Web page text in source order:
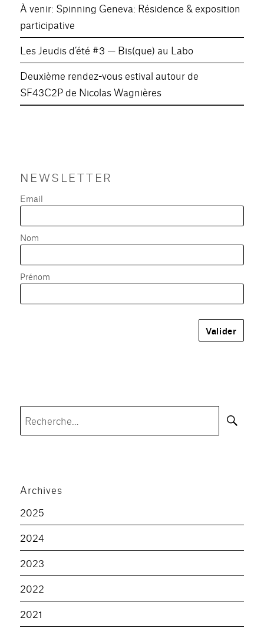
À venir: Spinning Geneva: Résidence & exposition
participative
Les Jeudis d’été #3 — Bis(que) au Labo
Deuxième rendez-vous estival autour de
SF43C2P de Nicolas Wagnières
NEWSLETTER
Email
Nom
Prénom
Archives
2025
2024
2023
2022
2021